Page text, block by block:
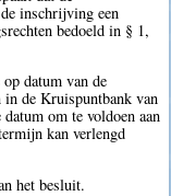
inschrijving een
bedoeld in § 1,
datum van de
de Kruispuntbank van
om te voldoen aan
kan verlengd
het besluit.